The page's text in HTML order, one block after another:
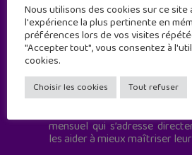
Geek Junior est le premier site
à destination des adolescents.
mensuel qui s’adresse
les aider à mieux maîtriser
Nous utilisons des cookies sur ce
l'expérience la plus pertinente en
préférences lors de vos visites
"Accepter tout", vous consentez à
cookies.
Choisir les cookies Tout refuser